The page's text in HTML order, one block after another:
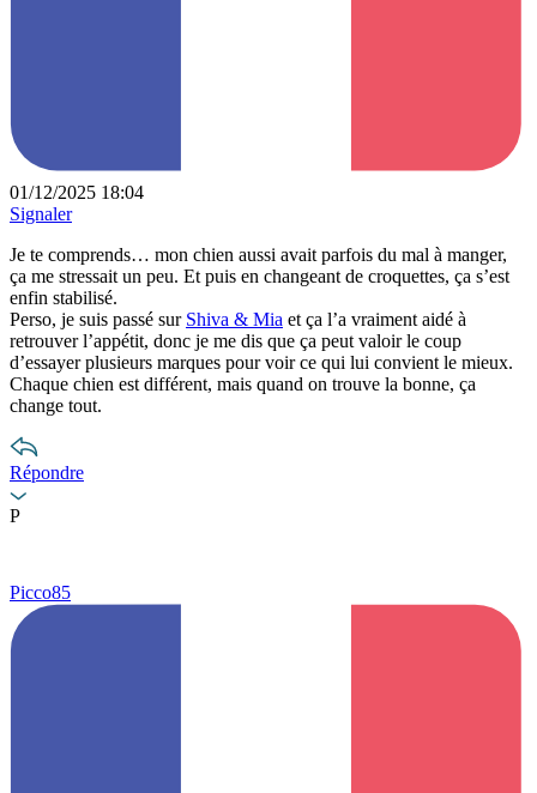
01/12/2025 18:04
Signaler
Je te comprends… mon chien aussi avait parfois du mal à manger,
ça me stressait un peu. Et puis en changeant de croquettes, ça s’est
enfin stabilisé.
Perso, je suis passé sur Shiva & Mia et ça l’a vraiment aidé à
retrouver l’appétit, donc je me dis que ça peut valoir le coup
d’essayer plusieurs marques pour voir ce qui lui convient le mieux.
Chaque chien est différent, mais quand on trouve la bonne, ça
change tout.
Répondre
P
Picco85